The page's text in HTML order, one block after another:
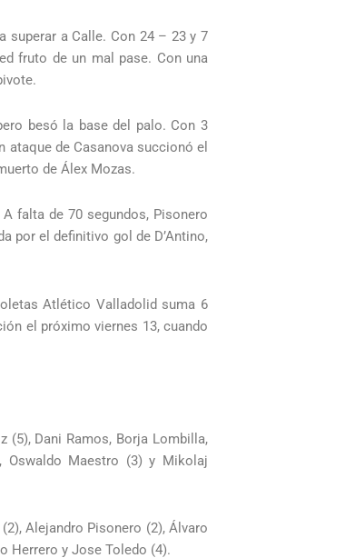
superar a Calle. Con 24 – 23 y 7
fruto de un mal pase. Con una
besó la base del palo. Con 3
de Casanova succionó el
de Álex Mozas.
falta de 70 segundos, Pisonero
por el definitivo gol de D’Antino,
Atlético Valladolid suma 6
el próximo viernes 13, cuando
(5), Dani Ramos, Borja Lombilla,
Oswaldo Maestro (3) y Mikolaj
Alejandro Pisonero (2), Álvaro
Herrero y Jose Toledo (4).